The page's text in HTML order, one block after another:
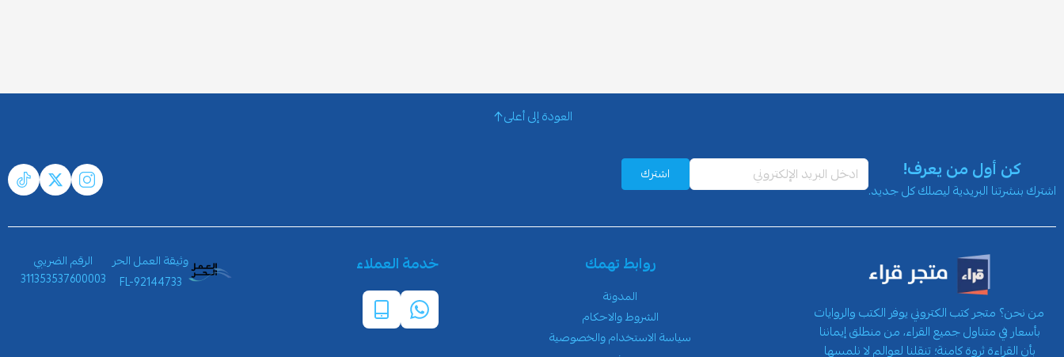
العودة إلى أعلى
كن أول من يعرف!
اشترك بنشرتنا البريدية ليصلك كل جديد.
اشترك
من نحن؟ متجر كتب الكتروني يوفر الكتب والروايات
بأسعار في متناول جميع القراء، من منطلق إيماننا
بأن القراءة ثروة كامنة؛ تنقلنا لعوالم لا نلمسها
روابط تهمك
المدونة
الشروط والاحكام
سياسة الاستخدام والخصوصية
خدمة العملاء
وثيقة العمل الحر
FL-92144733
الرقم الضريبي
311353537600003